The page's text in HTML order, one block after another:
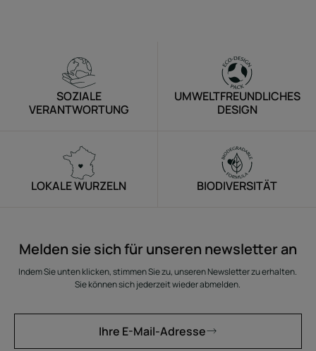
SOZIALE
VERANTWORTUNG
UMWELTFREUNDLICHES
DESIGN
LOKALE WURZELN BIODIVERSITÄT
Melden sie sich für unseren newsletter an
Indem Sie unten klicken, stimmen Sie zu, unseren Newsletter zu erhalten.
Sie können sich jederzeit wieder abmelden.
Ihre E-Mail-Adresse